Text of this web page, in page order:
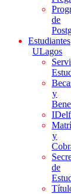
de
Estudiantes
ULagos
y
y
de